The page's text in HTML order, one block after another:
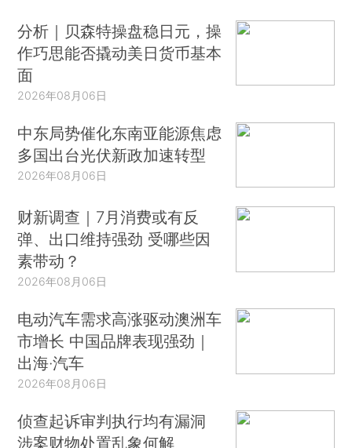
分析｜贝森特操盘稳日元，操
作巧思能否撬动美日货币基本
面
2026年08月06日
中东局势催化东南亚能源焦虑
多国出台光伏新政加速转型
2026年08月06日
财新调查｜7月消费或有反
弹、出口维持强劲 受哪些因
素带动？
2026年08月06日
电动汽车需求高涨驱动澳洲车
市增长 中国品牌表现强劲｜
出海·汽车
2026年08月06日
侦查起诉审判执行均有漏洞
涉案财物处置乱象何解